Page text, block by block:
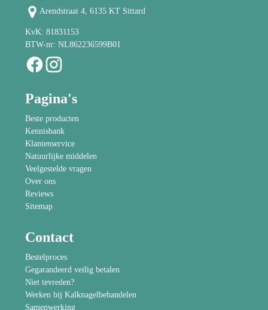
Arendstraat 4, 6135 KT Sittard
KvK: 81831153
BTW-nr: NL862236599B01
Pagina's
Beste producten
Kennisbank
Klantenservice
Natuurlijke middelen
Veelgestelde vragen
Over ons
Reviews
Sitemap
Contact
Bestelproces
Gegarandeerd veilig betalen
Niet tevreden?
Werken bij Kalknagelbehandelen
Samenwerking